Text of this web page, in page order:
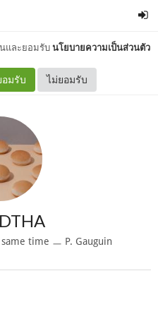
และยอมรับนโยบายความเป็นส่วนตัว
อมรับ ไม่ยอมรับ
time ㅡ P. Gauguin